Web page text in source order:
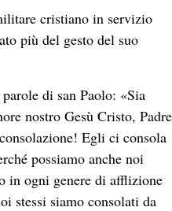
cristiano in servizio
più del gesto del suo
di san Paolo: «Sia
nostro Gesù Cristo, Padre
Egli ci consola
possiamo anche noi
in ogni genere di afflizione
stessi siamo consolati da